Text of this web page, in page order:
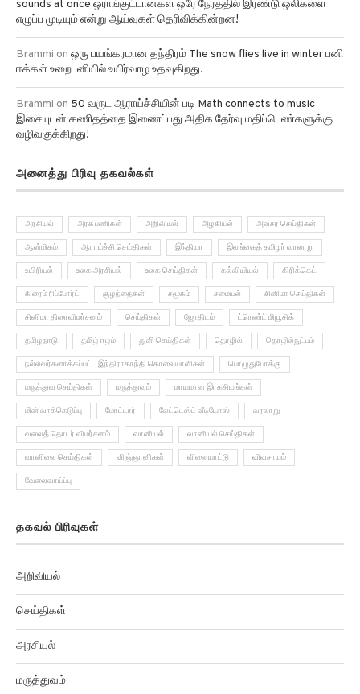
எழுப்ப முடியும் என்று ஆய்வுகள் தெரிவிக்கின்றன!
Brammionஒரு பயங்கரமான தந்திரம் The snow flies live in winter பனி
ஈக்கள் உறைபனியில் உயிர்வாழ உதவுகிறது.
Brammion50 வருட ஆராய்ச்சியின் படி Math connects to music
இசையுடன் கணிதத்தை இணைப்பது அதிக தேர்வு மதிப்பெண்களுக்கு
வழிவகுக்கிறது!
ஆன்மிகம் ஆராய்ச்சி செய்திகள் இந்தியா இலங்கைத் தமிழர் வரலாறு
உயிரியல் உலக அரசியல் உலக செய்திகள் கல்வியியல் கிரிக்கெட்
கிரைம் ரிப்போர்ட் குழந்தைகள் சமூகம் சமையல் சினிமா செய்திகள்
சினிமா திரைவிமர்சனம் செய்திகள் ஜோதிடம் ட்ரெண்ட் மியூசிக்
தமிழநாடு தமிழ் ஈழம் துளி செய்திகள் தொழில் தொழில்நுட்பம்
நல்லவர்களாக்கப்பட்ட இந்திராகாந்தி கொலையாளிகள் பொழுதுபோக்கு
மருத்துவ செய்திகள் மருத்துவம் மாயமான இரகசியங்கள்
மின் வாக்கெடுப்பு மோட்டார் லேட்டெஸ்ட் வீடியோஸ் வரலாறு
வலைத் தொடர் விமர்சனம் வானியல் வானியல் செய்திகள்
வானிலை செய்திகள் விஞ்ஞானிகள் விளையாட்டு விவசாயம்
வேலைவாய்ப்பு
செய்திகள்
அரசியல்
மருத்துவம்